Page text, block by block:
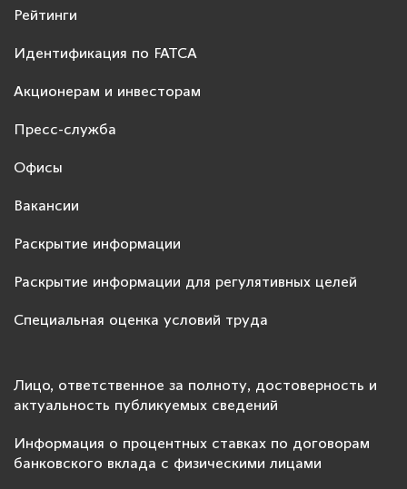
Рейтинги
Идентификация по FATCA
Акционерам и инвесторам
Пресс-служба
Офисы
Вакансии
Раскрытие информации
Раскрытие информации для регулятивных целей
Специальная оценка условий труда
Лицо, ответственное за полноту, достоверность и
актуальность публикуемых сведений
Информация о процентных ставках по договорам
банковского вклада с физическими лицами